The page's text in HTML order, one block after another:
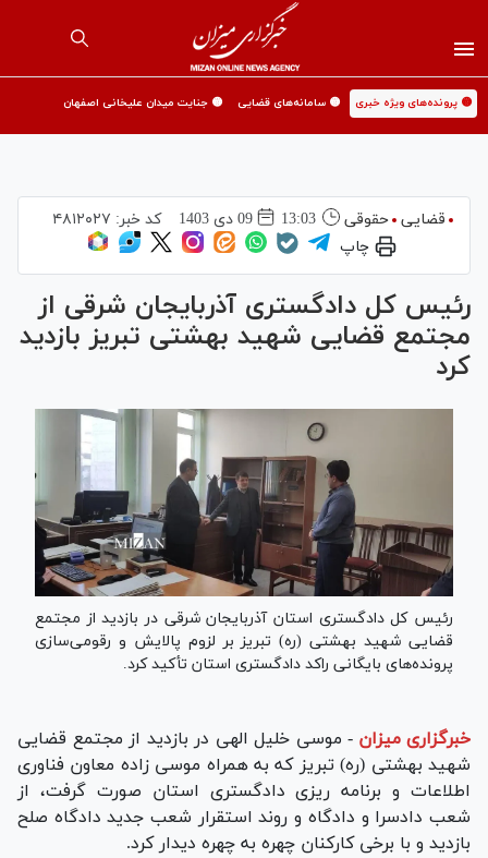
🟡 پرونده‌های ویژه خبری 🟡 سامانه‌های قضایی 🟡 جنایت میدان علیخانی اصفهان
قضایی حقوقی 13:03 09 دی 1403 کد خبر: ۴۸۱۲۰۲۷
چاپ
رئیس کل دادگستری آذربایجان شرقی از
مجتمع قضایی شهید بهشتی تبریز بازدید
کرد
رئیس کل دادگستری استان آذربایجان شرقی در بازدید از مجتمع
قضایی شهید بهشتی (ره) تبریز بر لزوم پالایش و رقومی‌سازی
پرونده‌های بایگانی راکد دادگستری استان تأکید کرد.
خبرگزاری میزان - موسی خلیل الهی در بازدید از مجتمع قضایی
شهید بهشتی (ره) تبریز که به همراه موسی زاده معاون فناوری
اطلاعات و برنامه ریزی دادگستری استان صورت گرفت، از
شعب دادسرا و دادگاه و روند استقرار شعب جدید دادگاه صلح
بازدید و با برخی کارکنان چهره به چهره دیدار کرد.